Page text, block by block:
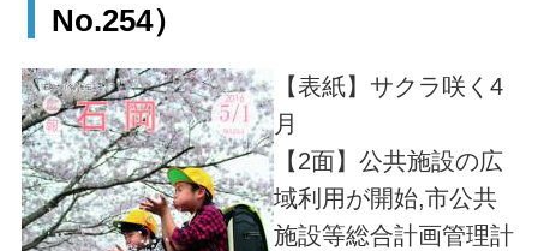
No.254）
【表紙】サクラ咲く4
月
【2面】公共施設の広
域利用が開始,市公共
施設等総合計画管理計